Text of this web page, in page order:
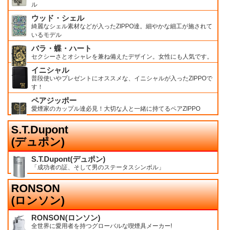
ル
ウッド・シェル
綺麗なシェル素材などが入ったZIPPO達。細やかな細工が施されて
いるモデル
バラ・蝶・ハート
セクシーさとオシャレを兼ね備えたデザイン。女性にも人気です。
イニシャル
普段使いやプレゼントにオススメな、イニシャルが入ったZIPPOで
す！
ペアジッポー
愛煙家のカップル達必見！大切な人と一緒に持てるペアZIPPO
S.T.Dupont
(デュポン)
S.T.Dupont(デュポン)
「成功者の証、そして男のステータスシンボル」
RONSON
(ロンソン)
RONSON(ロンソン)
全世界に愛用者を持つグローバルな喫煙具メーカー!